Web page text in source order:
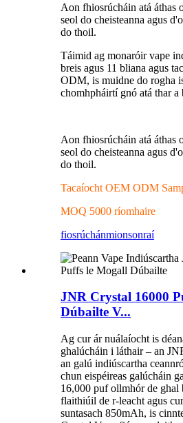
Aon fhiosrúcháin atá áthas
seol do cheisteanna agus
do thoil.
Táimid ag monaróir vape
breis agus 11 bliana agus
ODM, is muidne do rogha
chomhpháirtí gnó atá thar a
Aon fhiosrúcháin atá áthas
seol do cheisteanna agus
do thoil.
Tacaíocht OEM ODM
MOQ 5000 ríomhaire
fiosrúchánmionsonraí
JNR Crystal 16000
Dúbailte V...
Ag cur ár nuálaíocht is
ghalúcháin i láthair – an
an galú indiúscartha
chun eispéireas galúcháin
16,000 puf ollmhór de ghal
flaithiúil de r-leacht agus
suntasach 850mAh, is